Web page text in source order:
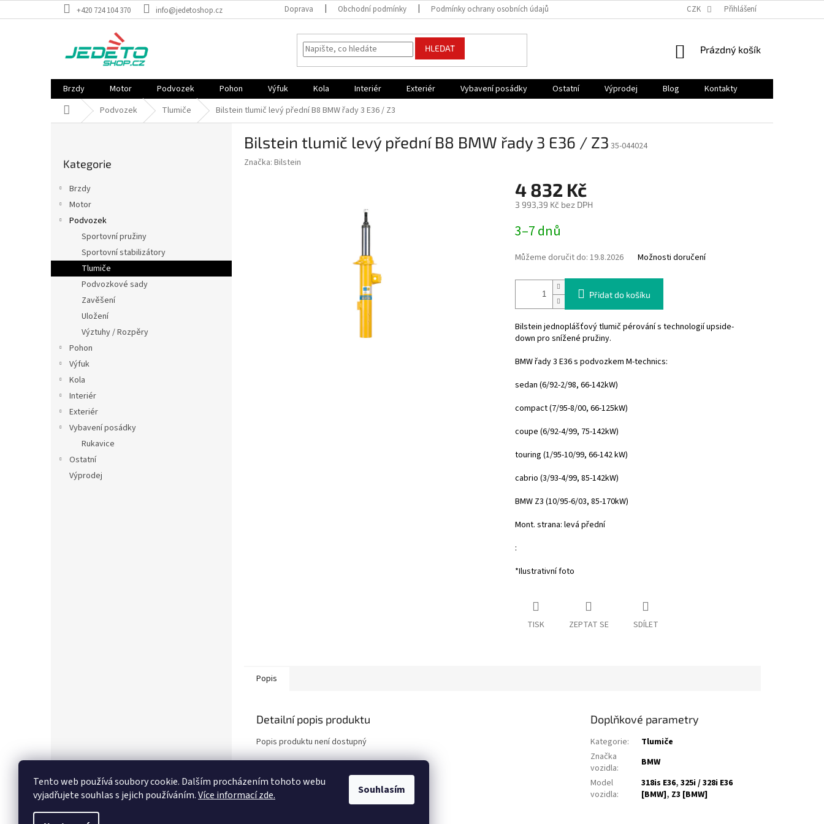
Tento web používá soubory cookie. Dalším procházením tohoto webu
vyjadřujete souhlas s jejich používáním.Více informací zde. Souhlasím
na
+420 724 104 370 info@jedetoshop.cz Doprava Obchodní podmínky Podmínky ochrany osobních údajů CZK Přihlášení
HLEDAT
NÁKUPNÍ
Prázdný košík
Brzdy Motor Podvozek Pohon Výfuk Kola Interiér Exteriér Vybavení posádky Ostatní Výprodej Blog
Kontakty
Domů Podvozek Tlumiče Bilstein tlumič levý přední B8 BMW řady 3 E36 / Z3
a
n
kategorie
Kategorie
Brzdy
Motor
Podvozek
Sportovní pružiny
Sportovní stabilizátory
Tlumiče
Podvozkové sady
Zavěšení
Uložení
Výztuhy / Rozpěry
Pohon
Výfuk
Kola
Interiér
Exteriér
Vybavení posádky
Rukavice
Ostatní
Výprodej
Bilstein tlumič levý přední B8 BMW řady 3 E36 / Z3 35-044024
Značka: Bilstein
4 832 Kč
3 993,39 Kč bez DPH
cena:
3–7 dnů
Můžeme doručit do: 19.8.2026 Možnosti doručení
Přidat do košíku
Bilstein jednoplášťový tlumič pérování s technologií upside-
down pro snížené pružiny.
BMW řady 3 E36 s podvozkem M-technics:
sedan (6/92-2/98, 66-142kW)
compact (7/95-8/00, 66-125kW)
coupe (6/92-4/99, 75-142kW)
touring (1/95-10/99, 66-142 kW)
cabrio (3/93-4/99, 85-142kW)
BMW Z3 (10/95-6/03, 85-170kW)
Mont. strana: levá přední
:
*Ilustrativní foto
TISK ZEPTAT SE SDÍLET
Popis
Detailní popis produktu
Popis produktu není dostupný
Doplňkové parametry
Kategorie:
Tlumiče
Značka
vozidla:
BMW
Model
vozidla:
318is E36,325i / 328i E36
[BMW], Z3 [BMW]